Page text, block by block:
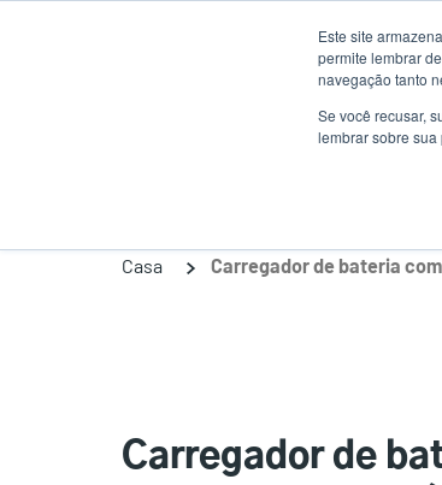
Este site
permite lembrar
navegação tanto
Se você recusar,
lembrar sobre
Casa
Carregador de